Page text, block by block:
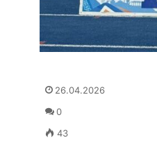
26.04.2026
0
43